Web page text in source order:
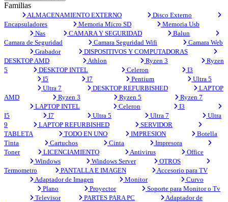
Familias
ALMACENAMIENTO EXTERNO
Disco Externo
Encapsuladores
Memoria Micro SD
Memoria Usb
Nas
CAMARA Y SEGURIDAD
Balun
Camara de Seguridad
Camara Seguridad Wifi
Camara Web
Grabador
DISPOSITIVOS Y COMPUTADORAS
DESKTOP AMD
Athlon Ryzen 3
Ryzen
5
DESKTOP INTEL Celeron
I3
I5
I7 Pentium
Ultra 5
Ultra 7
DESKTOP REFURBISHED
LAPTOP
AMD
Ryzen 3 Ryzen 5
Ryzen 7
LAPTOP INTEL
Celeron
I3
I5
I7 Ultra 5 Ultra 7
Ultra
9
LAPTOP REFURBISHED
SERVIDOR
TABLETA
TODO EN UNO IMPRESION
Botella
Tinta
Cartuchos Cinta
Impresora
Toner
LICENCIAMIENTO Antivirus
Office
Windows
Windows Server
OTROS
Termometro
PANTALLA E IMAGEN
Accesorio para TV
Adaptador de Imagen
Monitor
Curvo
Plano
Proyector
Soporte para Monitor o Tv
Televisor
PARTES PARA PC
Adaptador de